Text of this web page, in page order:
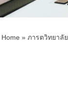
Home » ภารตวิทยาลัย